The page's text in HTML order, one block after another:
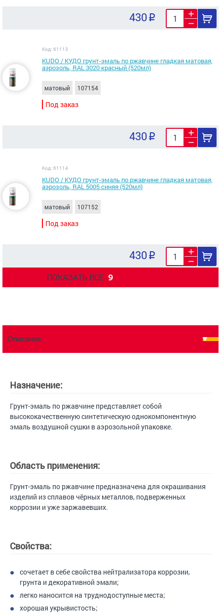
430
Код: 61113
KUDO / КУДО грунт-эмаль по ржавчине гладкая матовая,
аэрозоль, RAL 3020 красный (520мл)
матовый 107154
Под заказ
430
Код: 61114
KUDO / КУДО грунт-эмаль по ржавчине гладкая матовая,
аэрозоль, RAL 5005 синяя (520мл)
матовый 107152
Под заказ
430
ПОКАЗАТЬ ВСЕ 9
Описание
Назначение:
Грунт-эмаль по ржавчине представляет собой
высококачественную синтетическую однокомпонентную
эмаль воздушной сушки в аэрозольной упаковке.
Область применения:
Грунт-эмаль по ржавчине предназначена для окрашивания
изделий из сплавов чёрных металлов, подверженных
коррозии и уже заржавевших.
Свойства:
сочетает в себе свойства нейтрализатора коррозии,
грунта и декоративной эмали;
легко наносится на труднодоступные места;
хорошая укрывистость;